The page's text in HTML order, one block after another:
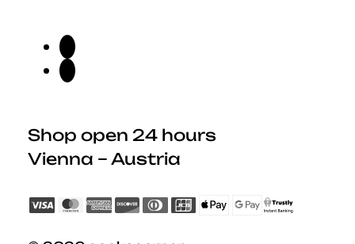
Shop open 24 hours
Vienna – Austria